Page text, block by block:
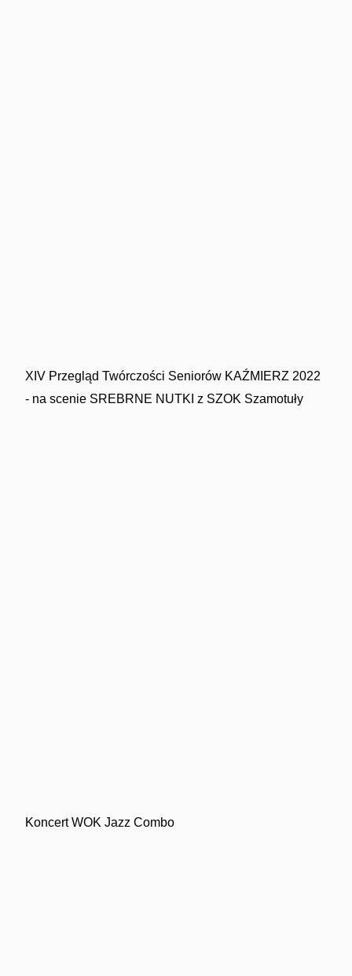
XIV Przegląd Twórczości Seniorów KAŹMIERZ 2022
- na scenie SREBRNE NUTKI z SZOK Szamotuły
Koncert WOK Jazz Combo